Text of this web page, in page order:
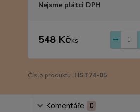
Nejsme plátci DPH
548 Kč/ks
Číslo produktu: HST74-05
Komentáře 0